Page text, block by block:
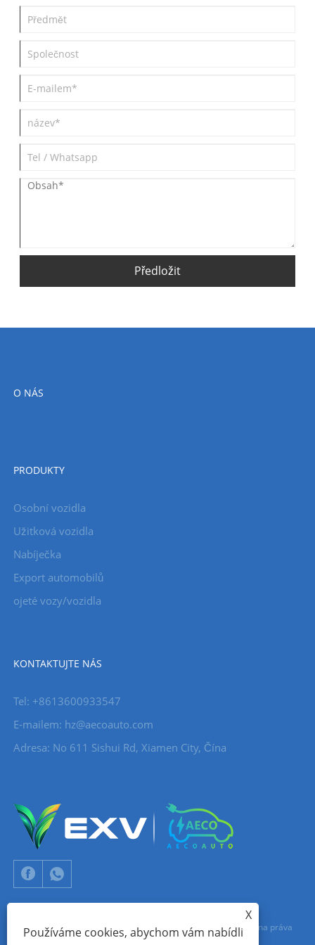
Předložit
O NÁS
PRODUKTY
Osobní vozidla
Užitková vozidla
Nabíječka
Export automobilů
ojeté vozy/vozidla
KONTAKTUJTE NÁS
Tel: +8613600933547
E-mailem: hz@aecoauto.com
Adresa: No 611 Sishui Rd, Xiamen City, Čína
Copyright © 2024 Xiamen Aecoauto Technology Co., Ltd. Všechna práva
X
Používáme cookies, abychom vám nabídli